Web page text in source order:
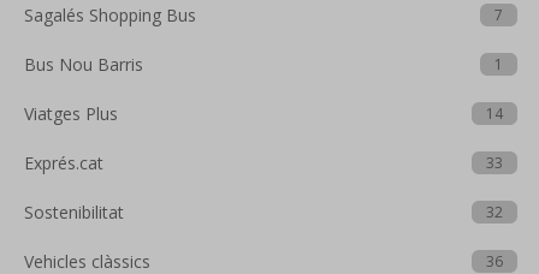
Sagalés Shopping Bus 7
Bus Nou Barris 1
Viatges Plus 14
Exprés.cat 33
Sostenibilitat 32
Vehicles clàssics 36